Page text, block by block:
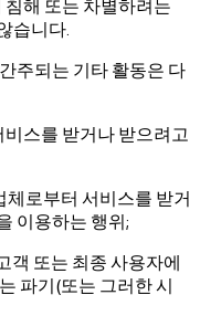
침해 또는 차별하려는
습니다.
주되는 기타 활동은 다
스를 받거나 받으려고
체로부터 서비스를 받거
이용하는 행위;
객 또는 최종 사용자에
파기(또는 그러한 시